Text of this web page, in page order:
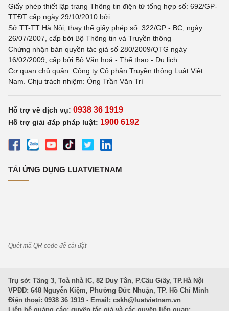
Giấy phép thiết lập trang Thông tin điện tử tổng hợp số: 692/GP-
TTĐT cấp ngày 29/10/2010 bởi
Sở TT-TT Hà Nội, thay thế giấy phép số: 322/GP - BC, ngày
26/07/2007, cấp bởi Bộ Thông tin và Truyền thông
Chứng nhận bản quyền tác giả số 280/2009/QTG ngày
16/02/2009, cấp bởi Bộ Văn hoá - Thể thao - Du lịch
Cơ quan chủ quản: Công ty Cổ phần Truyền thông Luật Việt
Nam. Chịu trách nhiệm: Ông Trần Văn Trí
Hỗ trợ về dịch vụ: 0938 36 1919
Hỗ trợ giải đáp pháp luật: 1900 6192
TẢI ỨNG DỤNG LUATVIETNAM
Quét mã QR code để cài đặt
Trụ sở: Tầng 3, Toà nhà IC, 82 Duy Tân, P.Cầu Giấy, TP.Hà Nội
VPĐD: 648 Nguyễn Kiệm, Phường Đức Nhuận, TP. Hồ Chí Minh
Điện thoại: 0938 36 1919 - Email: cskh@luatvietnam.vn